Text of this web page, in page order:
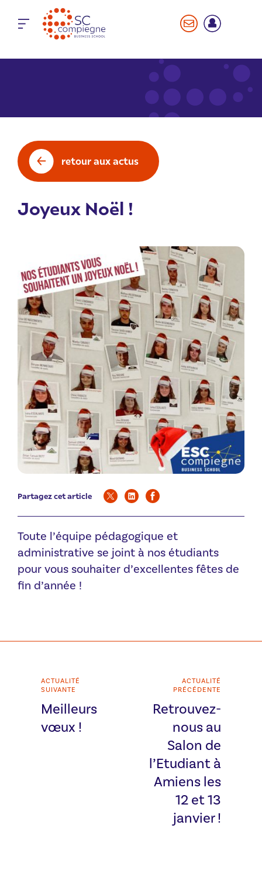
retour aux actus
Joyeux Noël !
Partagez cet article
Toute l’équipe pédagogique et
administrative se joint à nos étudiants
pour vous souhaiter d’excellentes fêtes de
fin d’année !
ACTUALITÉ
SUIVANTE
Meilleurs
vœux !
ACTUALITÉ
PRÉCÉDENTE
Retrouvez-
nous au
Salon de
l’Etudiant à
Amiens les
12 et 13
janvier !